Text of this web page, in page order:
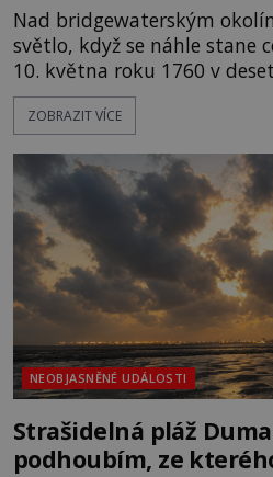
Nad bridgewaterským
světlo, když se náhle stane
10. května roku 1760 v
dojde k vůbec prvnímu
přeletu UFO. Podle záznamů vyzařuje takové
jen o nějaký optický klam,
právě vznáší mimozemská
ZOBRAZIT VÍCE
NEOBJASNĚNÉ UDÁLOSTI
Strašidelná pláž
podhoubím, ze